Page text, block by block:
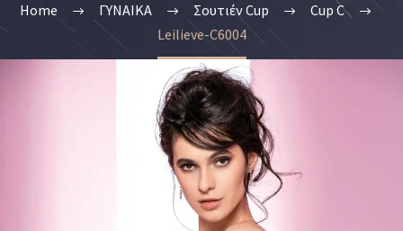
Home ΓΥΝΑΙΚΑ Σουτιέν Cup
Cup C
Leilieve-C6004